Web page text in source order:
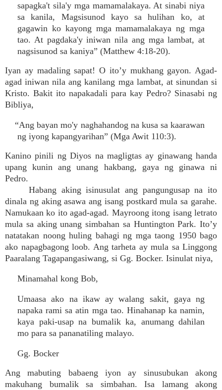
sapagka't sila'y mga mamamalakaya. At sinabi niya
sa kanila, Magsisunod kayo sa hulihan ko, at
gagawin ko kayong mga mamamalakaya ng mga
tao. At pagdaka'y iniwan nila ang mga lambat, at
nagsisunod sa kaniya” (Matthew 4:18-20).
Iyan ay madaling sapat! O ito’y mukhang gayon. Agad-
agad iniwan nila ang kanilang mga lambat, at sinundan si
Kristo. Bakit ito napakadali para kay Pedro? Sinasabi ng
Bibliya,
“Ang bayan mo'y naghahandog na kusa sa kaarawan
ng iyong kapangyarihan” (Mga Awit 110:3).
Kanino pinili ng Diyos na magligtas ay ginawang handa
upang kunin ang unang hakbang, gaya ng ginawa ni
Pedro.
Habang aking isinusulat ang pangungusap na ito
dinala ng aking asawa ang isang postkard mula sa garahe.
Namukaan ko ito agad-agad. Mayroong itong isang letrato
mula sa aking unang simbahan sa Huntington Park. Ito’y
natatakan noong huling bahagi ng mga taong 1950 bago
ako napagbagong loob. Ang tarheta ay mula sa Linggong
Paaralang Tagapangasiwang, si Gg. Bocker. Isinulat niya,
Minamahal kong Bob,
Umaasa ako na ikaw ay walang sakit, gaya ng
napaka rami sa atin mga tao. Hinahanap ka namin,
kaya paki-usap na bumalik ka, anumang dahilan
mo para sa pananatiling malayo.
Gg. Bocker
Ang mabuting babaeng iyon ay sinusubukan akong
makuhang bumalik sa simbahan. Isa lamang akong